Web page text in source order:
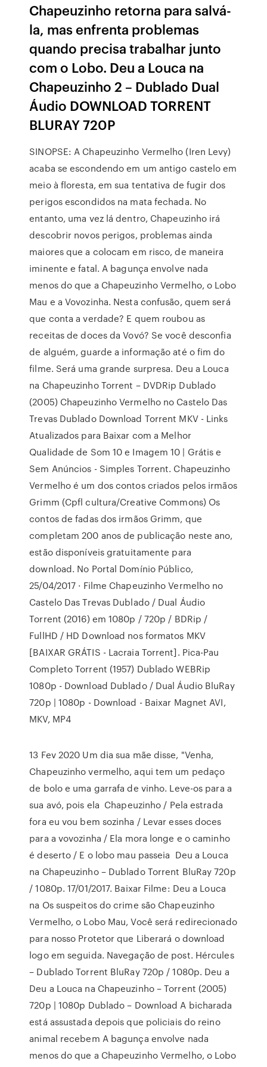
Chapeuzinho retorna para salvá-
la, mas enfrenta problemas
quando precisa trabalhar junto
com o Lobo. Deu a Louca na
Chapeuzinho 2 – Dublado Dual
Áudio DOWNLOAD TORRENT
BLURAY 720P
SINOPSE: A Chapeuzinho Vermelho (Iren Levy)
acaba se escondendo em um antigo castelo em
meio à floresta, em sua tentativa de fugir dos
perigos escondidos na mata fechada. No
entanto, uma vez lá dentro, Chapeuzinho irá
descobrir novos perigos, problemas ainda
maiores que a colocam em risco, de maneira
iminente e fatal. A bagunça envolve nada
menos do que a Chapeuzinho Vermelho, o Lobo
Mau e a Vovozinha. Nesta confusão, quem será
que conta a verdade? E quem roubou as
receitas de doces da Vovó? Se você desconfia
de alguém, guarde a informação até o fim do
filme. Será uma grande surpresa. Deu a Louca
na Chapeuzinho Torrent – DVDRip Dublado
(2005) Chapeuzinho Vermelho no Castelo Das
Trevas Dublado Download Torrent MKV - Links
Atualizados para Baixar com a Melhor
Qualidade de Som 10 e Imagem 10 | Grátis e
Sem Anúncios - Simples Torrent. Chapeuzinho
Vermelho é um dos contos criados pelos irmãos
Grimm (Cpfl cultura/Creative Commons) Os
contos de fadas dos irmãos Grimm, que
completam 200 anos de publicação neste ano,
estão disponíveis gratuitamente para
download. No Portal Domínio Público,
25/04/2017 · Filme Chapeuzinho Vermelho no
Castelo Das Trevas Dublado / Dual Áudio
Torrent (2016) em 1080p / 720p / BDRip /
FullHD / HD Download nos formatos MKV
[BAIXAR GRÁTIS - Lacraia Torrent]. Pica-Pau
Completo Torrent (1957) Dublado WEBRip
1080p - Download Dublado / Dual Áudio BluRay
720p | 1080p - Download - Baixar Magnet AVI,
MKV, MP4
13 Fev 2020 Um dia sua mãe disse, "Venha,
Chapeuzinho vermelho, aqui tem um pedaço
de bolo e uma garrafa de vinho. Leve-os para a
sua avó, pois ela Chapeuzinho / Pela estrada
fora eu vou bem sozinha / Levar esses doces
para a vovozinha / Ela mora longe e o caminho
é deserto / E o lobo mau passeia Deu a Louca
na Chapeuzinho – Dublado Torrent BluRay 720p
/ 1080p. 17/01/2017. Baixar Filme: Deu a Louca
na Os suspeitos do crime são Chapeuzinho
Vermelho, o Lobo Mau, Você será redirecionado
para nosso Protetor que Liberará o download
logo em seguida. Navegação de post. Hércules
– Dublado Torrent BluRay 720p / 1080p. Deu a
Deu a Louca na Chapeuzinho – Torrent (2005)
720p | 1080p Dublado – Download A bicharada
está assustada depois que policiais do reino
animal recebem A bagunça envolve nada
menos do que a Chapeuzinho Vermelho, o Lobo